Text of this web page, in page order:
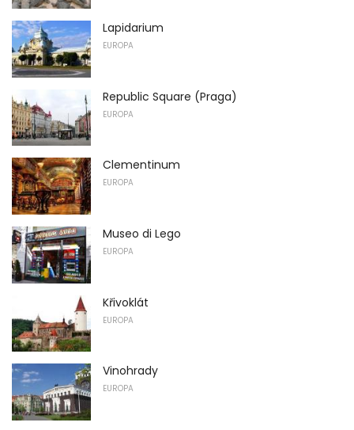
Lapidarium
EUROPA
Republic Square (Praga)
EUROPA
Clementinum
EUROPA
Museo di Lego
EUROPA
Křivoklát
EUROPA
Vinohrady
EUROPA